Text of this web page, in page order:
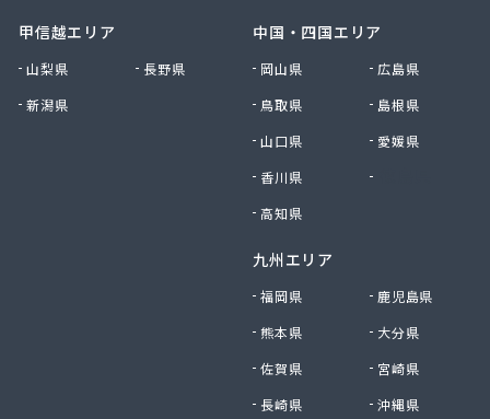
甲信越エリア
山梨県
長野県
新潟県
中国・四国エリア
岡山県
広島県
鳥取県
島根県
山口県
愛媛県
香川県
高知県
九州エリア
福岡県
鹿児島県
熊本県
大分県
佐賀県
宮崎県
長崎県
沖縄県